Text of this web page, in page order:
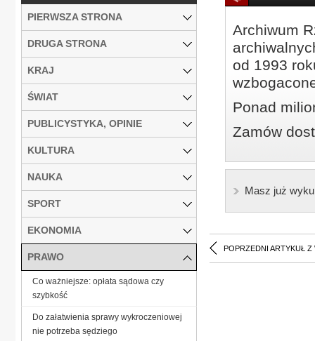
Archiwum
od 1993
Ponad
Zamów
Masz już
POPRZEDNI ARTYKUŁ Z
PIERWSZA STRONA
DRUGA STRONA
KRAJ
ŚWIAT
PUBLICYSTYKA, OPINIE
KULTURA
NAUKA
SPORT
EKONOMIA
PRAWO
Co ważniejsze: opłata sądowa czy
szybkość
Do załatwienia sprawy wykroczeniowej
nie potrzeba sędziego